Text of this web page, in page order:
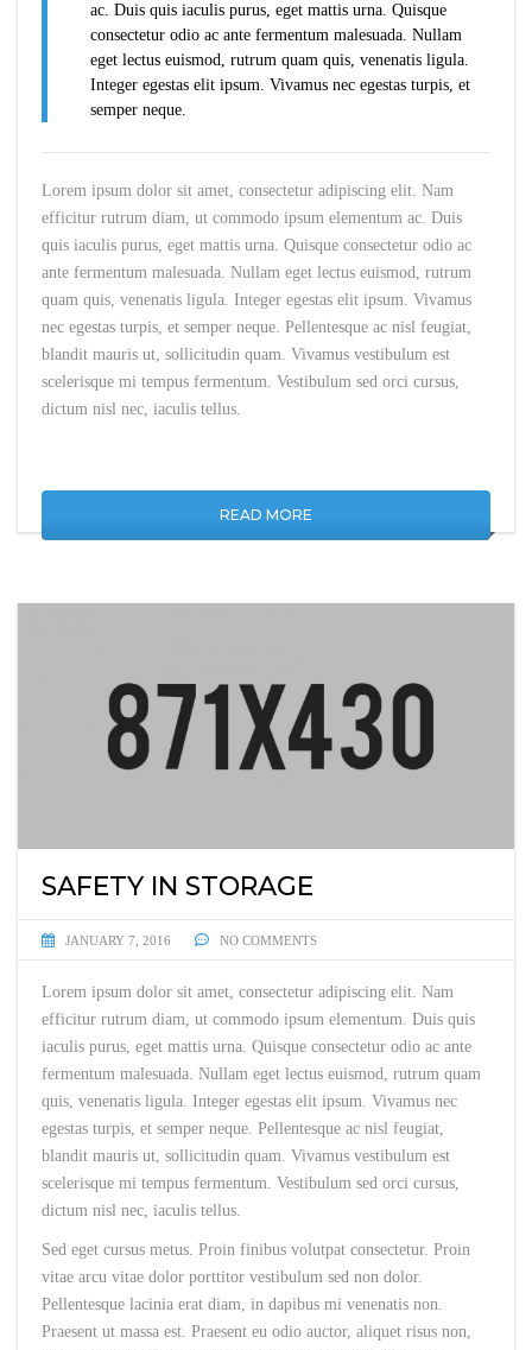
ac. Duis quis iaculis purus, eget mattis urna. Quisque
consectetur odio ac ante fermentum malesuada. Nullam
eget lectus euismod, rutrum quam quis, venenatis ligula.
Integer egestas elit ipsum. Vivamus nec egestas turpis, et
semper neque.
Lorem ipsum dolor sit amet, consectetur adipiscing elit. Nam
efficitur rutrum diam, ut commodo ipsum elementum ac. Duis
quis iaculis purus, eget mattis urna. Quisque consectetur odio ac
ante fermentum malesuada. Nullam eget lectus euismod, rutrum
quam quis, venenatis ligula. Integer egestas elit ipsum. Vivamus
nec egestas turpis, et semper neque. Pellentesque ac nisl feugiat,
blandit mauris ut, sollicitudin quam. Vivamus vestibulum est
scelerisque mi tempus fermentum. Vestibulum sed orci cursus,
dictum nisl nec, iaculis tellus.
READ MORE
SAFETY IN STORAGE
JANUARY 7, 2016 NO COMMENTS
Lorem ipsum dolor sit amet, consectetur adipiscing elit. Nam
efficitur rutrum diam, ut commodo ipsum elementum. Duis quis
iaculis purus, eget mattis urna. Quisque consectetur odio ac ante
fermentum malesuada. Nullam eget lectus euismod, rutrum quam
quis, venenatis ligula. Integer egestas elit ipsum. Vivamus nec
egestas turpis, et semper neque. Pellentesque ac nisl feugiat,
blandit mauris ut, sollicitudin quam. Vivamus vestibulum est
scelerisque mi tempus fermentum. Vestibulum sed orci cursus,
dictum nisl nec, iaculis tellus.
Sed eget cursus metus. Proin finibus volutpat consectetur. Proin
vitae arcu vitae dolor porttitor vestibulum sed non dolor.
Pellentesque lacinia erat diam, in dapibus mi venenatis non.
Praesent ut massa est. Praesent eu odio auctor, aliquet risus non,